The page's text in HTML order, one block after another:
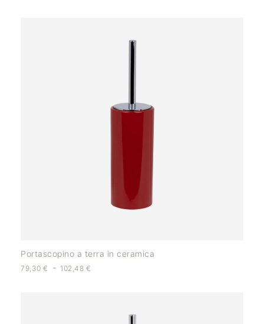
Portascopino a terra in ceramica
79,30 € - 102,48 €